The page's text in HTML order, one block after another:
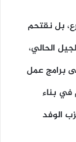
بل نقتحم
الحالي،
برامج عمل
في بناء
الوفد